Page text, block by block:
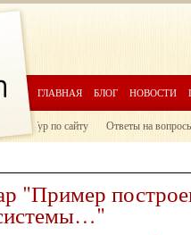
ГЛАВНАЯ БЛОГ НОВОСТИ
Тур по сайту Ответы на
"Пример